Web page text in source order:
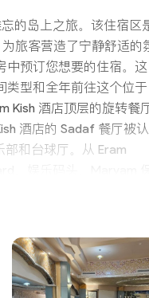
的岛上之旅。该住宿区
旅客营造了宁静舒适的
中预订您想要的住宿。这
类型和全年前往这个位于
Kish 酒店顶层的旋转餐
酒店的 Sadaf 餐厅被认
和台球厅。从 Eram
向外敞开。预订